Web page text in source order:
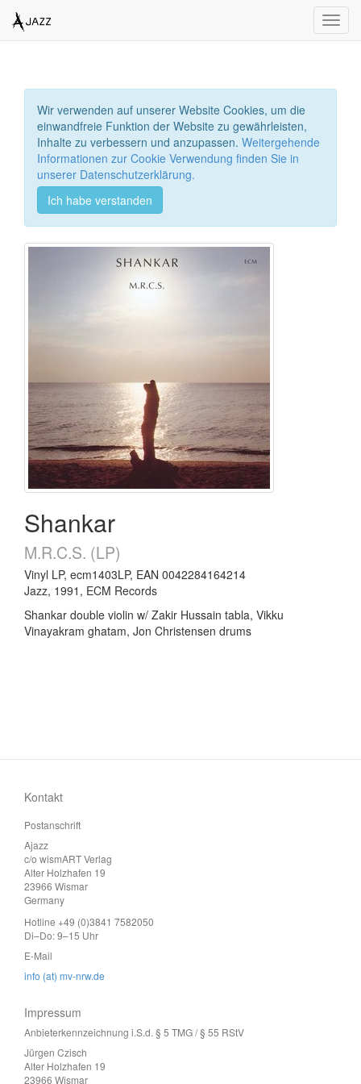
Wir verwenden auf unserer Website Cookies, um die
einwandfreie Funktion der Website zu gewährleisten,
Inhalte zu verbessern und anzupassen. Weitergehende
Informationen zur Cookie Verwendung finden Sie in
unserer Datenschutzerklärung.
Ich habe verstanden
Shankar
M.R.C.S. (LP)
Vinyl LP, ecm1403LP, EAN 0042284164214
Jazz, 1991, ECM Records
Shankar double violin w/ Zakir Hussain tabla, Vikku
Vinayakram ghatam, Jon Christensen drums
Kontakt
Postanschrift
Ajazz
c/o wismART Verlag
Alter Holzhafen 19
23966 Wismar
Germany
Hotline +49 (0)3841 7582050
Di–Do: 9–15 Uhr
E-Mail
info (at) mv-nrw.de
Impressum
Anbieterkennzeichnung i.S.d. § 5 TMG / § 55 RStV
Jürgen Czisch
Alter Holzhafen 19
23966 Wismar